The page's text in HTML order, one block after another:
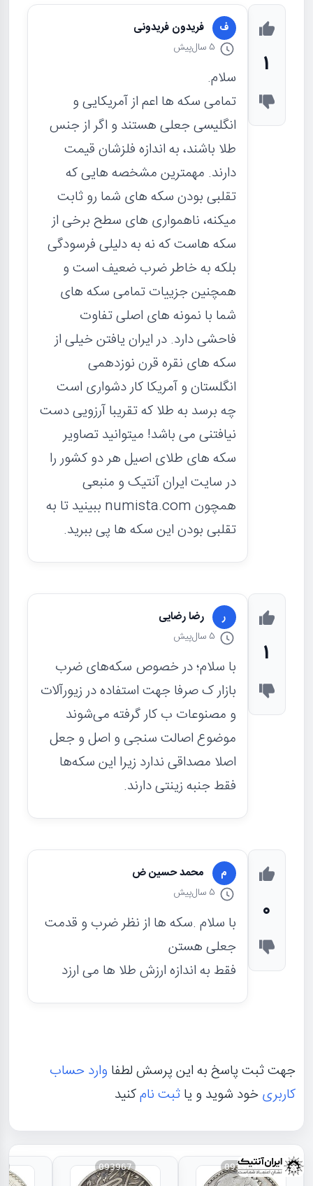
1
ف فریدون فریدونی
5 سال پیش
سلام.
تمامی سکه ها اعم از آمریکایی و
انگلیسی جعلی هستند و اگر از جنس
طلا باشند، به اندازه فلزشان قیمت
دارند. مهمترین مشخصه هایی که
تقلبی بودن سکه های شما رو ثابت
میکنه، ناهمواری های سطح برخی از
سکه هاست که نه به دلیلی فرسودگی
بلکه به خاطر ضرب ضعیف است و
همچنین جزییات تمامی سکه های
شما با نمونه های اصلی تفاوت
فاحشی دارد. در ایران یافتن خیلی از
سکه های نقره قرن نوزدهمی
انگلستان و آمریکا کار دشواری است
چه برسد به طلا که تقریبا آرزویی دست
نیافتنی می باشد! میتوانید تصاویر
سکه های طلای اصیل هر دو کشور را
در سایت ایران آنتیک و منبعی
همچون numista.com ببینید تا به
تقلبی بودن این سکه ها پی ببرید.
1
ر رضا رضایی
5 سال پیش
با سلام؛ در خصوص سکه‌های ضرب
بازار ک صرفا جهت استفاده در زیورآلات
و مصنوعات ب کار گرفته می‌شوند
موضوع اصالت سنجی و اصل و جعل
اصلا مصداقی ندارد زیرا این سکه‌ها
فقط جنبه زینتی دارند.
0
م محمد حسین ض
5 سال پیش
با سلام .سکه ها از نظر ضرب و قدمت
جعلی هستن
فقط به اندازه ارزش طلا ها می ارزد
جهت ثبت پاسخ به این پرسش لطفا وارد حساب
کاربریخود شوید و یاثبت نامکنید
093968
093967